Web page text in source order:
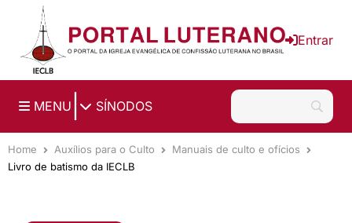
Ir para o conteúdo principal
Entrar
MENU SÍNODOS
Home Auxílios para o Culto
Manuais de culto e ofícios
Livro de batismo da IECLB